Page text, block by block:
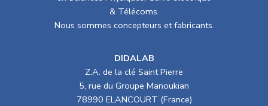
& Télécoms.
Nous sommes concepteurs et fabricants.
DIDALAB
Z.A. de la clé Saint Pierre
5, rue du Groupe Manoukian
78990 ELANCOURT (France)